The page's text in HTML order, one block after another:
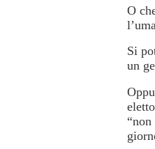
O
Si
un